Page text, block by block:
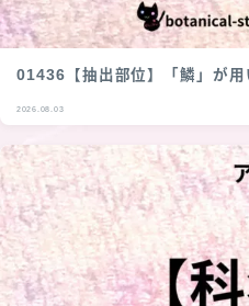
01436【抽出部位】「鱗」が
2026.08.03